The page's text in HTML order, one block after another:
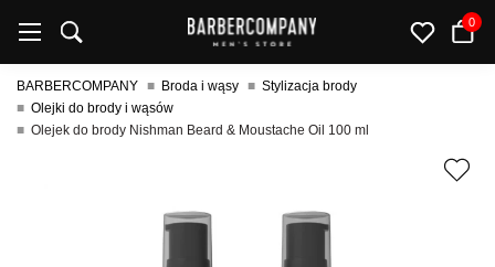
0
BARBERCOMPANY Broda i wąsy
Stylizacja brody
Olejki do brody i wąsów
Olejek do brody Nishman Beard & Moustache Oil 100 ml